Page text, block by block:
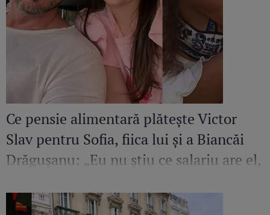
Ce pensie alimentară plătește Victor
Slav pentru Sofia, fiica lui și a Biancăi
Drăgușanu: „Eu nu știu ce salariu are el,
pentru copilul lui”